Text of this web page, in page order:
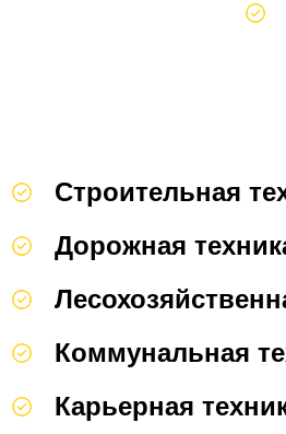
Строительная
Дорожная
Коммунальная
Карьерная